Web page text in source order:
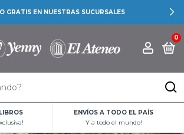
GRATIS EN NUESTRAS SUCURSALES
0
ENVÍOS A TODO EL PAÍS
Y a todo el mundo!